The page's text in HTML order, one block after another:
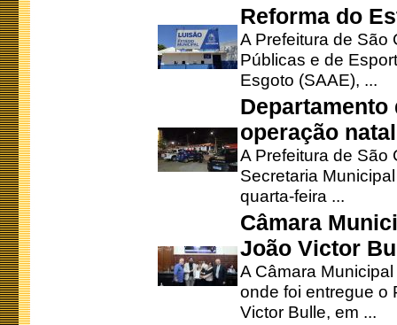
Reforma do
A Prefeitura de São
Públicas e de
Esgoto (SAAE), ...
operação
A Prefeitura de São
Secretaria
quarta-feira ...
Câmara
João Victor
A Câmara
onde foi entregue o
Victor Bulle, em ...